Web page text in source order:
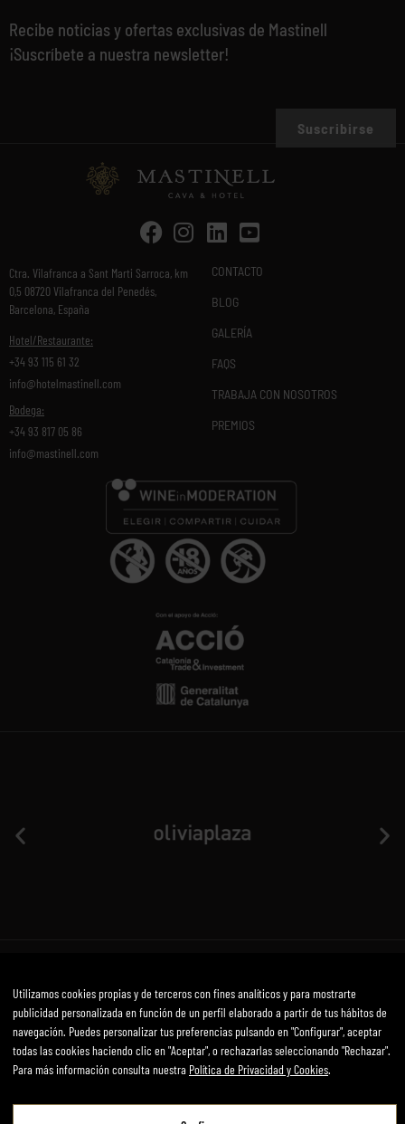
Recibe noticias y ofertas exclusivas de Mastinell
¡Suscríbete a nuestra newsletter!
Suscribirse
Ctra. Vilafranca a Sant Marti Sarroca, km
0,5 08720 Vilafranca del Penedés,
Barcelona, España
Hotel/Restaurante:
+34 93 115 61 32
info@hotelmastinell.com
Bodega:
+34 93 817 05 86
info@mastinell.com
CONTACTO
BLOG
GALERÍA
FAQS
TRABAJA CON NOSOTROS
PREMIOS
Desarrollado por mirai
Utilizamos cookies propias y de terceros con fines analíticos y para mostrarte
publicidad personalizada en función de un perfil elaborado a partir de tus hábitos de
navegación. Puedes personalizar tus preferencias pulsando en "Configurar", aceptar
todas las cookies haciendo clic en "Aceptar", o rechazarlas seleccionando "Rechazar".
Para más información consulta nuestra Política de Privacidad y Cookies.
Aviso Legal